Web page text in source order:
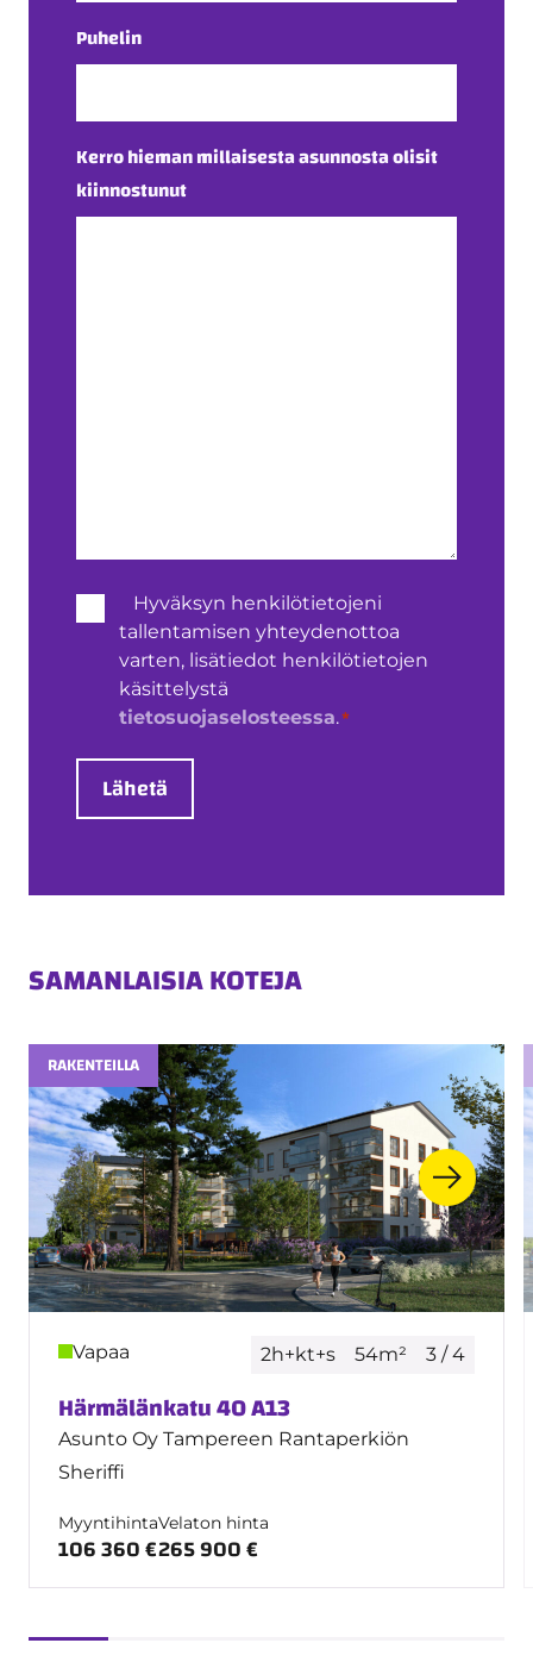
Puhelin
Kerro hieman millaisesta asunnosta olisit
kiinnostunut
Henkilötietojen
käsittely*
Hyväksyn henkilötietojeni
tallentamisen yhteydenottoa
varten, lisätiedot henkilötietojen
käsittelystä
tietosuojaselosteessa.*
Lähetä
SAMANLAISIA KOTEJA
RAKENTEILLA
Vapaa 2h+kt+s 54m² 3 / 4
Härmälänkatu 40 A13
Asunto Oy Tampereen Rantaperkiön
Sheriffi
Myyntihinta
106 360 €
Velaton hinta
265 900 €